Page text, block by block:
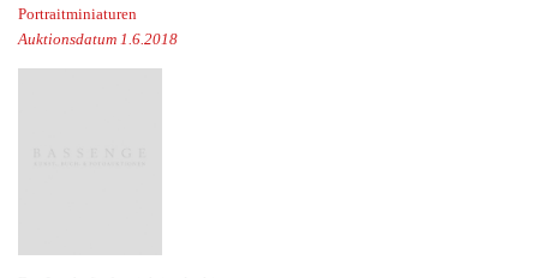
Portraitminiaturen
Auktionsdatum 1.6.2018